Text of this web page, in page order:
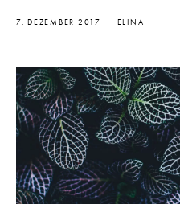
7. DEZEMBER 2017 ELINA